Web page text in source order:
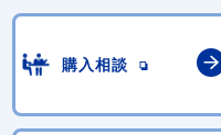
購入相談